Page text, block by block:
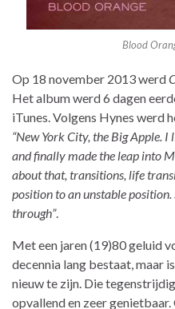
Blood
Op 18 november 2013 werd
Het album werd 6 dagen
iTunes. Volgens Hynes werd
“New York City, the Big Apple.
and finally made the leap into
about that, transitions, life
position to an unstable
through”.
Met een jaren (19)80 geluid
decennia lang bestaat, maar
nieuw te zijn. Die
opvallend en zeer